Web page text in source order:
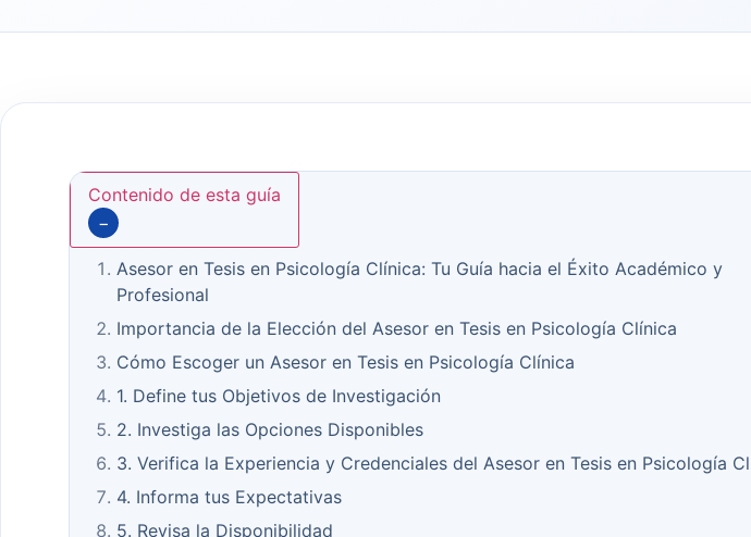
Contenido de esta guía
−
Asesor en Tesis en Psicología Clínica: Tu Guía hacia el Éxito Académico y
Profesional
Importancia de la Elección del Asesor en Tesis en Psicología Clínica
Cómo Escoger un Asesor en Tesis en Psicología Clínica
1. Define tus Objetivos de Investigación
2. Investiga las Opciones Disponibles
3. Verifica la Experiencia y Credenciales del Asesor en Tesis en Psicología
4. Informa tus Expectativas
5. Revisa la Disponibilidad